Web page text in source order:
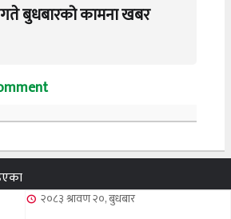
बुधबारको कामना खबर
२०८३ श्रावण २०, बुधबार